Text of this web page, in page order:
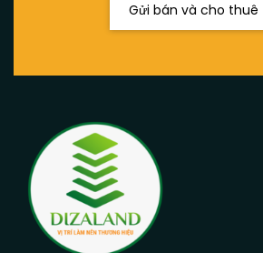
Gửi bán và cho thuê